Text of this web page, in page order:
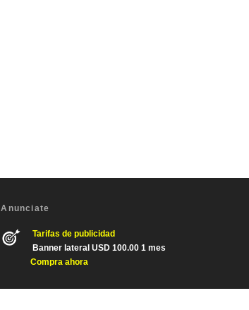
Anunciate
Tarifas de publicidad
Banner lateral USD 100.00 1 mes
Compra ahora